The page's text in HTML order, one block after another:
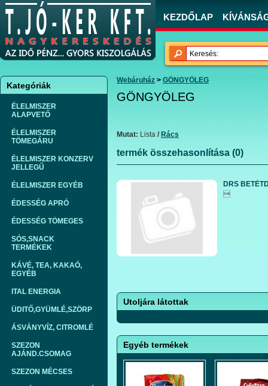
KEZDŐLAP
Kategóriák
ÉLELMISZER
ALAPVETŐ
ÉLELMISZER
TÖMEGÁRU
ÉLELMISZER KONZERV
JELLEGŰ
ÉLELMISZER EGYÉB
ÉDESSÉG APRÓ
ÉDESSÉG TÖMEGES
SÓS,SNACK
TERMÉKEK
KÁVÉ, TEA, KAKAÓ,
EGYÉB
ITAL ENERGIA
ÜDITŐ,GYÜMLÉ,SZÖRP
ÁSVÁNYVÍZ, CITROMLÉ
SZEZON
AJÁND.CSOMAG
SZEZON MÉCSES
Webáruház > GÖNGYÖLEG
GÖNGYÖLEG
Mutat: Lista / Rács
termék összehasonlítása (0)
DRS

Utoljára látottak
Egyéb termékek